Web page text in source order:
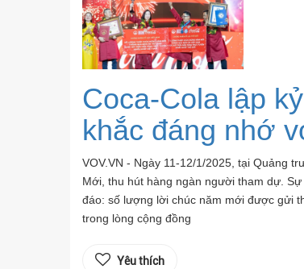
Coca-Cola lập
khắc đáng nhớ
VOV.VN - Ngày 11-12/1/2025, tại Quảng
Mới, thu hút hàng ngàn người tham dự.
đáo: số lượng lời chúc năm mới được gửi
trong lòng cộng đồng
Yêu thích